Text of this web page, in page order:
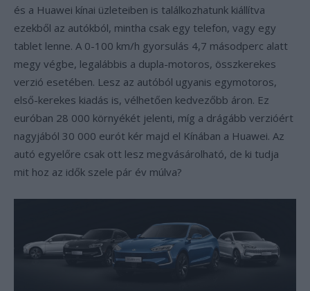
és a Huawei kínai üzleteiben is találkozhatunk kiállítva
ezekből az autókból, mintha csak egy telefon, vagy egy
tablet lenne. A 0-100 km/h gyorsulás 4,7 másodperc alatt
megy végbe, legalábbis a dupla-motoros, összkerekes
verzió esetében. Lesz az autóból ugyanis egymotoros,
első-kerekes kiadás is, vélhetően kedvezőbb áron. Ez
euróban 28 000 környékét jelenti, míg a drágább verzióért
nagyjából 30 000 eurót kér majd el Kínában a Huawei. Az
autó egyelőre csak ott lesz megvásárolható, de ki tudja
mit hoz az idők szele pár év múlva?